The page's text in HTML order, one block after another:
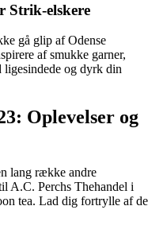
Strik-elskere
gå glip af Odense
af smukke garner,
ligesindede og dyrk din
Oplevelser og
lang række andre
A.C. Perchs Thehandel i
tea. Lad dig fortrylle af de